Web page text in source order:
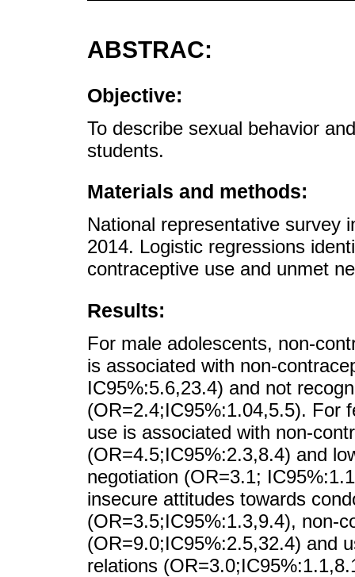
ABSTRAC:
Objective:
To describe sexual behavior
students.
Materials and methods:
National representative survey
2014. Logistic regressions
contraceptive use and unmet
Results:
For male adolescents, non-
is associated with non-
IC95%:5.6,23.4) and not
(OR=2.4;IC95%:1.04,5.5). For
use is associated with non-
(OR=4.5;IC95%:2.3,8.4) and
negotiation (OR=3.1;
insecure attitudes towards
(OR=3.5;IC95%:1.3,9.4), non-
(OR=9.0;IC95%:2.5,32.4) and
relations